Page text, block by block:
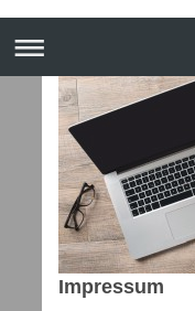
Impressum